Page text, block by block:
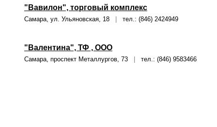
"Вавилон", торговый комплекс
Самара, ул. Ульяновская, 18 тел.: (846) 2424949
"Валентина", ТФ , ООО
Самара, проспект Металлургов, 73 тел.: (846) 9583466